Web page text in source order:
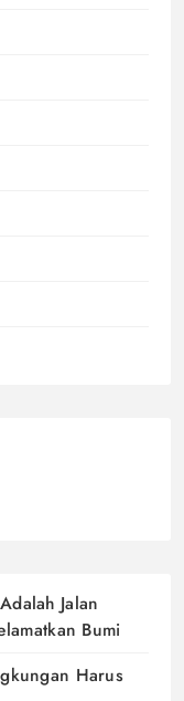
Jalan
Bumi
Harus